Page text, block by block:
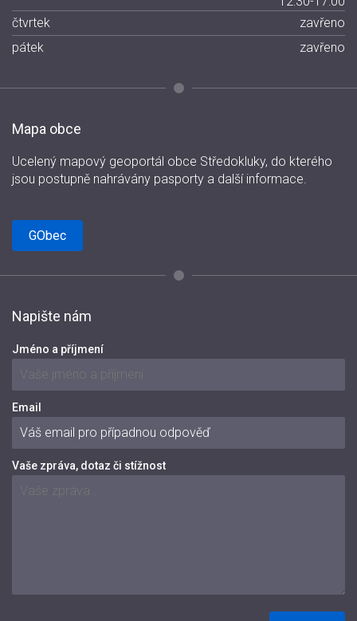
čtvrtek
zavřeno
pátek
zavřeno
Mapa obce
Ucelený mapový geoportál obce Středokluky, do kterého
jsou postupně nahrávány pasporty a další informace.
GObec
Napište nám
Jméno a příjmení
Email
Vaše zpráva, dotaz či stížnost